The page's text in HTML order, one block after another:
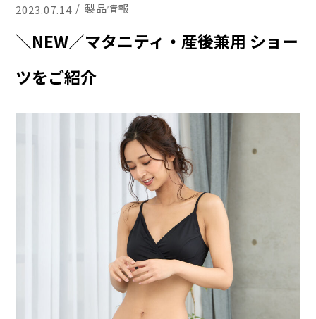
2023.07.14 製品情報
＼NEW／マタニティ・産後兼用 ショー
ツをご紹介